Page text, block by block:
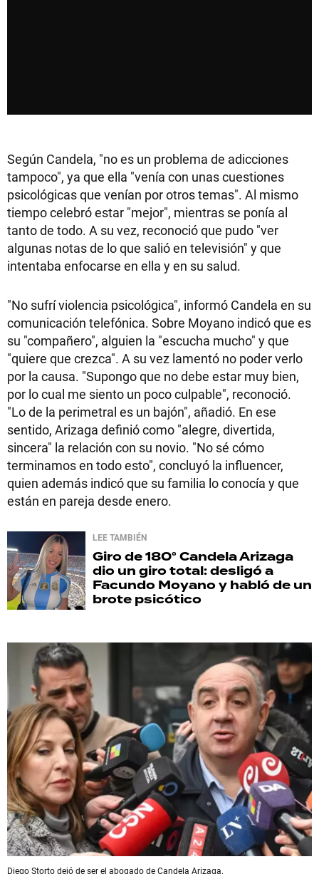
Según Candela, "no es un problema de adicciones
tampoco", ya que ella "venía con unas cuestiones
psicológicas que venían por otros temas". Al mismo
tiempo celebró estar "mejor", mientras se ponía al
tanto de todo. A su vez, reconoció que pudo "ver
algunas notas de lo que salió en televisión" y que
intentaba enfocarse en ella y en su salud.
"No sufrí violencia psicológica", informó Candela en su
comunicación telefónica. Sobre Moyano indicó que es
su "compañero", alguien la "escucha mucho" y que
"quiere que crezca". A su vez lamentó no poder verlo
por la causa. "Supongo que no debe estar muy bien,
por lo cual me siento un poco culpable", reconoció.
"Lo de la perimetral es un bajón", añadió. En ese
sentido, Arizaga definió como "alegre, divertida,
sincera" la relación con su novio. "No sé cómo
terminamos en todo esto", concluyó la influencer,
quien además indicó que su familia lo conocía y que
están en pareja desde enero.
LEE TAMBIÉN
Giro de 180°Candela Arizaga
dio un giro total: desligó a
Facundo Moyano y habló de un
brote psicótico
Diego Storto dejó de ser el abogado de Candela Arizaga.